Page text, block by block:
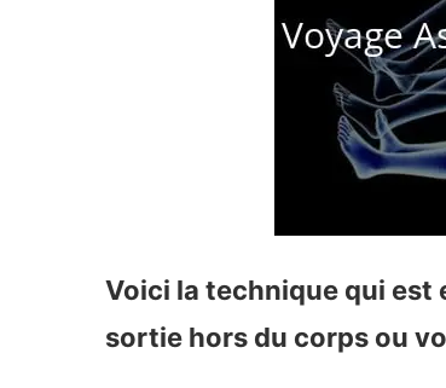
Voici la technique qui est
sortie hors du corps ou